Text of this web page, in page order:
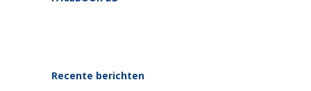
Recente berichten